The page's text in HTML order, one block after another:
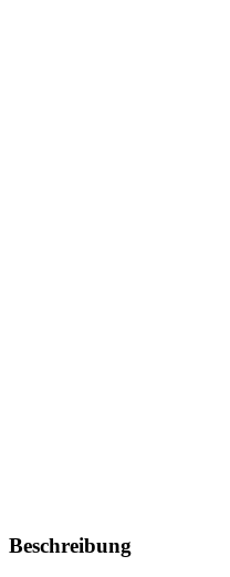
Beschreibung